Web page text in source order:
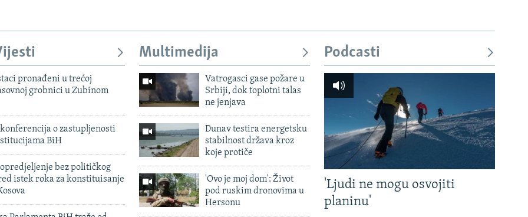
pronađeni u trećoj
grobnici u Zubinom
o zastupljenosti
BiH
bez političkog
istek roka za konstituisanje
Multimedija
Vatrogasci gase požare u
Srbiji, dok toplotni talas
ne jenjava
Dunav testira energetsku
stabilnost država kroz
koje protiče
'Ovo je moj dom': Život
pod ruskim dronovima u
Hersonu
Podcasti
'Ljudi ne mogu osvojiti
planinu'